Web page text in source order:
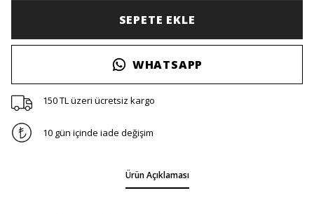
SEPETE EKLE
WHATSAPP
150 TL üzeri ücretsiz kargo
10 gün içinde iade değişim
Ürün Açıklaması